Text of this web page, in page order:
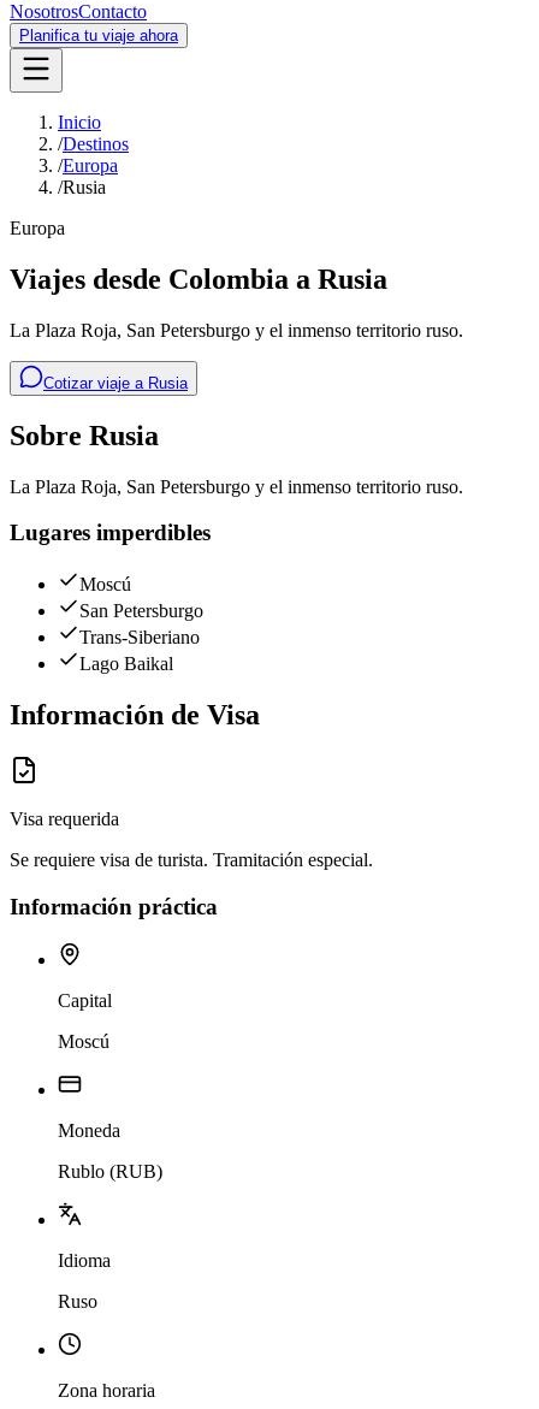
NosotrosContacto
Planifica tu viaje ahora
Inicio
/Destinos
/Europa
/Rusia
Europa
Viajes desde Colombia a Rusia
La Plaza Roja, San Petersburgo y el inmenso territorio ruso.
Cotizar viaje a Rusia
Sobre Rusia
La Plaza Roja, San Petersburgo y el inmenso territorio ruso.
Lugares imperdibles
Moscú
San Petersburgo
Trans-Siberiano
Lago Baikal
Información de Visa
Visa requerida
Se requiere visa de turista. Tramitación especial.
Información práctica
Capital
Moscú
Moneda
Rublo (RUB)
Idioma
Ruso
Zona horaria